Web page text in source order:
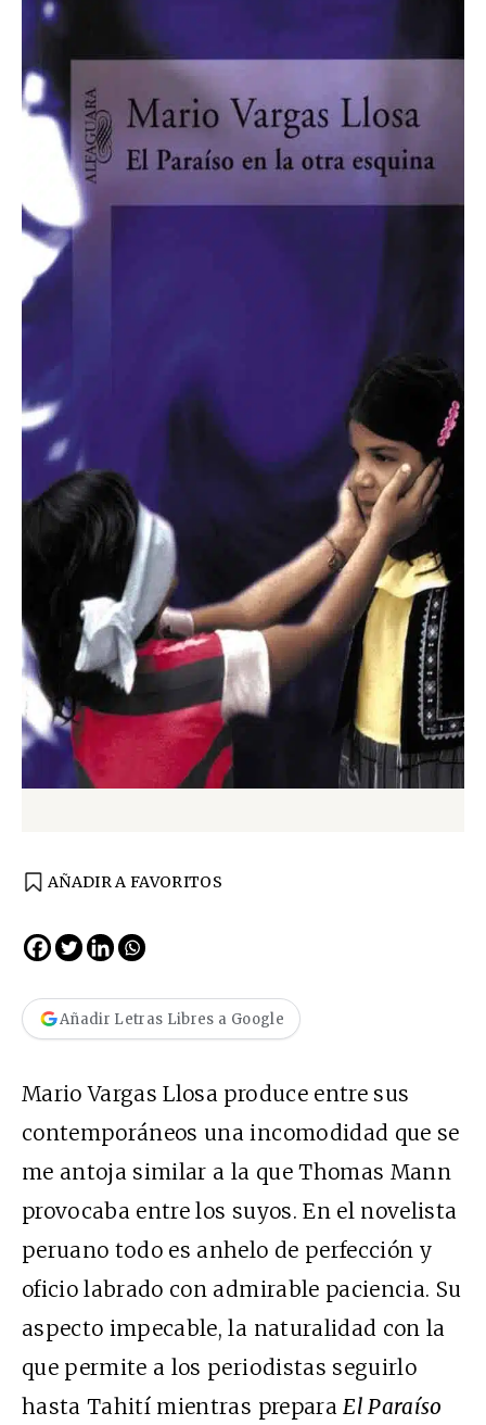
AÑADIR A FAVORITOS
Añadir Letras Libres a Google
Mario Vargas Llosa produce entre sus
contemporáneos una incomodidad que se
me antoja similar a la que Thomas Mann
provocaba entre los suyos. En el novelista
peruano todo es anhelo de perfección y
oficio labrado con admirable paciencia. Su
aspecto impecable, la naturalidad con la
que permite a los periodistas seguirlo
hasta Tahití mientras preparaEl Paraíso